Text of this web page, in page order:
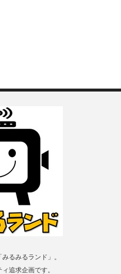
るみるランド」。
追求企画です。